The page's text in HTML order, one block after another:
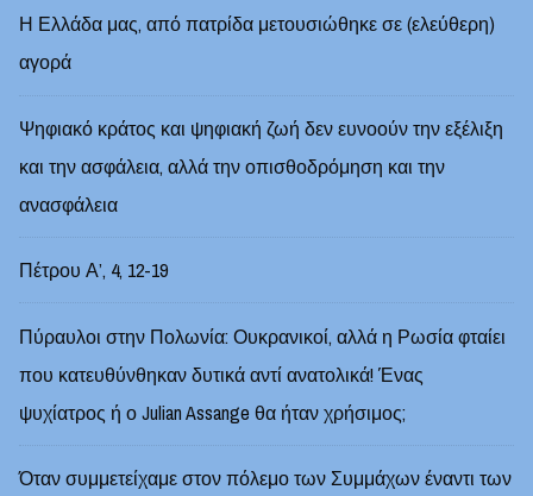
Η Ελλάδα μας, από πατρίδα μετουσιώθηκε σε (ελεύθερη)
αγορά
Ψηφιακό κράτος και ψηφιακή ζωή δεν ευνοούν την εξέλιξη
και την ασφάλεια, αλλά την οπισθοδρόμηση και την
ανασφάλεια
Πέτρου Α’, 4, 12-19
Πύραυλοι στην Πολωνία: Ουκρανικοί, αλλά η Ρωσία φταίει
που κατευθύνθηκαν δυτικά αντί ανατολικά! Ένας
ψυχίατρος ή ο Julian Assange θα ήταν χρήσιμος;
Όταν συμμετείχαμε στον πόλεμο των Συμμάχων έναντι των